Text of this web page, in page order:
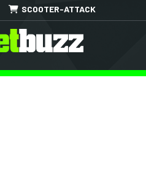
SCOOTER-ATTACK